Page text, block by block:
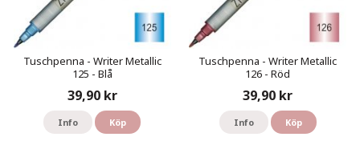
Tuschpenna - Writer Metallic
125 - Blå
39,90 kr
Info Köp
Tuschpenna - Writer Metallic
126 - Röd
39,90 kr
Info Köp